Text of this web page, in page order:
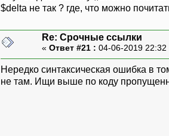
$delta не так ? где, что можно
Re: Срочные ссылки
« Ответ #21 : 04-06-2019
Нередко синтаксическая ошибка в
не там. Ищи выше по коду